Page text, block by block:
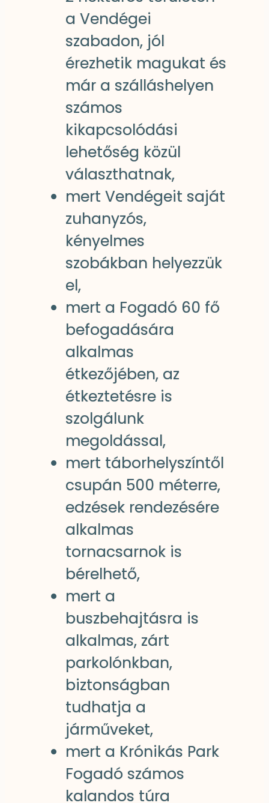
a Vendégei
szabadon, jól
érezhetik magukat és
már a szálláshelyen
számos
kikapcsolódási
lehetőség közül
választhatnak,
mert Vendégeit saját
zuhanyzós,
kényelmes
szobákban helyezzük
el,
mert a Fogadó 60 fő
befogadására
alkalmas
étkezőjében, az
étkeztetésre is
szolgálunk
megoldással,
mert táborhelyszíntől
csupán 500 méterre,
edzések rendezésére
alkalmas
tornacsarnok is
bérelhető,
mert a
buszbehajtásra is
alkalmas, zárt
parkolónkban,
biztonságban
tudhatja a
járműveket,
mert a Krónikás Park
Fogadó számos
kalandos túra